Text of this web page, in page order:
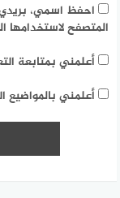
احفظ اسمي، بريدي
المتصفح لاستخدامها
أعلمني بمتابعة
أعلمني بالمواضيع